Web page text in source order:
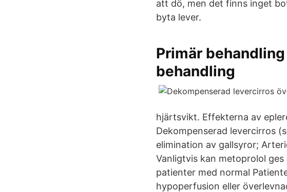
att dö, men det finns inget
byta lever.
Primär
behandling
hjärtsvikt. Effekterna av
Dekompenserad levercirros
elimination av gallsyror;
Vanligtvis kan metoprolol
patienter med normal
hypoperfusion eller